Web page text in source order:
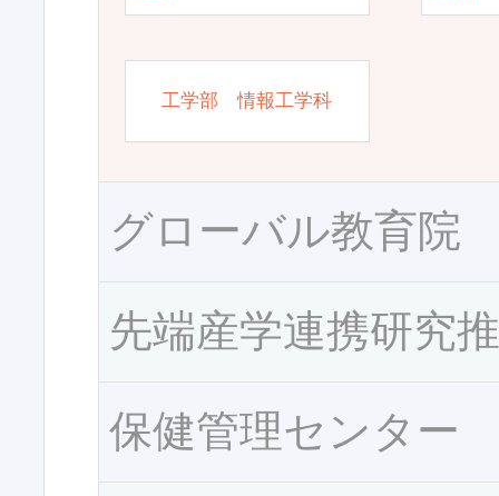
工学部 情報工学科
グローバル教育院
先端産学連携研究
保健管理センター